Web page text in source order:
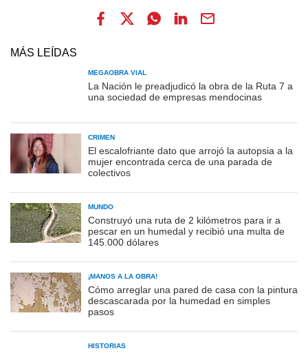
MÁS LEÍDAS
MEGAOBRA VIAL
La Nación le preadjudicó la obra de la Ruta 7 a
una sociedad de empresas mendocinas
CRIMEN
El escalofriante dato que arrojó la autopsia a la
mujer encontrada cerca de una parada de
colectivos
MUNDO
Construyó una ruta de 2 kilómetros para ir a
pescar en un humedal y recibió una multa de
145.000 dólares
¡MANOS A LA OBRA!
Cómo arreglar una pared de casa con la pintura
descascarada por la humedad en simples
pasos
HISTORIAS